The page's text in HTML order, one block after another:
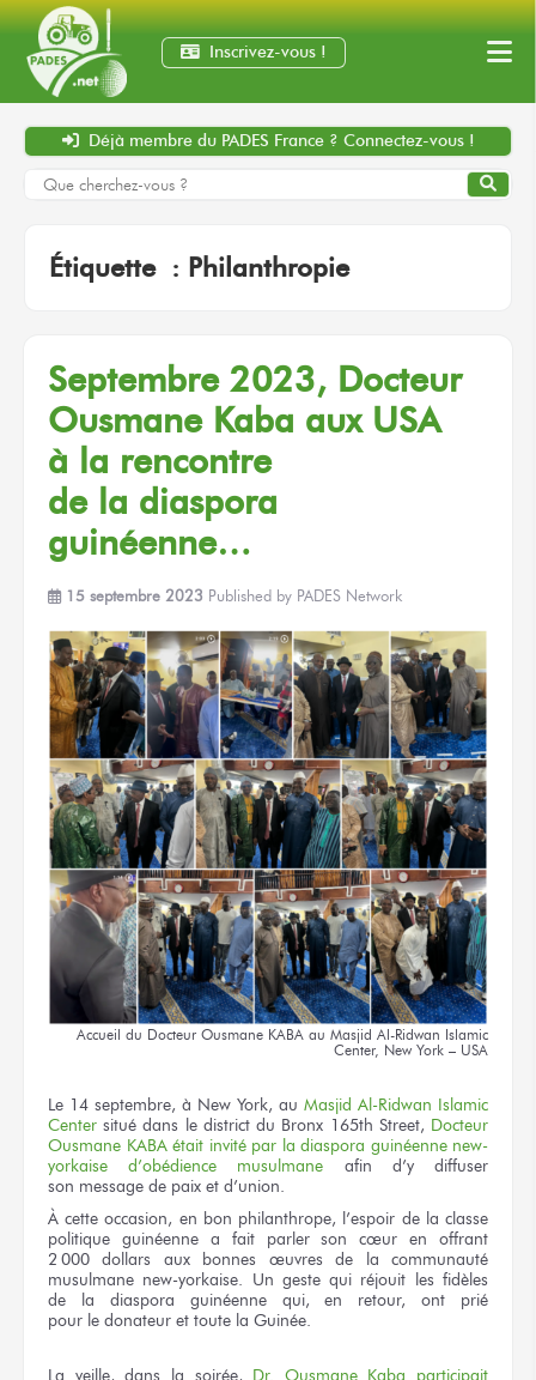
Inscrivez-vous !
Déjà membre du PADES France ? Connectez-vous !
Étiquette : Philanthropie
Septembre 2023, Docteur
Ousmane Kaba aux USA
à la rencontre
de la diaspora
guinéenne…
15 septembre 2023 Published by PADES Network
Accueil du Docteur Ousmane KABA au Masjid Al-Ridwan Islamic
Center, New York – USA
Le 14 septembre, à New York, au Masjid Al-Ridwan Islamic
Center situédans le district du Bronx 165th Street, Docteur
Ousmane KABAétait invité par la diaspora guinéenne new-
yorkaised’obédience musulmane afin d’y diffuser
son message de paix et d’union.
À cette occasion, en bon philanthrope, l’espoir de la classe
politique guinéenne a faitparlerson cœur en offrant
2 000 dollars aux bonnes œuvresde la communauté
musulmane new-yorkaise. Un gestequi réjouit les fidèles
de la diaspora guinéenne qui,en retour,
ont prié
pour le donateur et toute la Guinée.
La veille, dans la soirée, Dr. Ousmane Kaba participait